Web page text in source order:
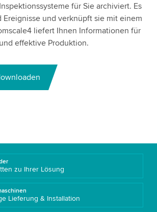
für Sie archiviert. Es
Ereignisse und verknüpft sie mit einem
liefert Ihnen Informationen für
effektive Produktion.
zu Ihrer Lösung
Lieferung & Installation